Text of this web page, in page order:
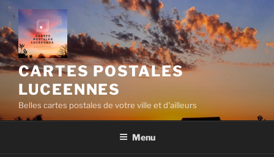
Aller
au
contenu
principal
CARTES POSTALES
LUCEENNES
Belles cartes postales de votre ville et d'ailleurs
Menu